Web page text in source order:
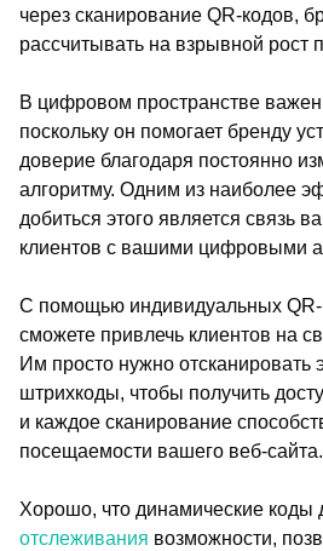
через сканирование QR-кодов,
рассчитывать на взрывной рост
В цифровом пространстве
поскольку он помогает бренду
доверие благодаря постоянно
алгоритму. Одним из наиболее
добиться этого является связь
клиентов с вашими цифровыми
С помощью индивидуальных QR-
сможете привлечь клиентов на
Им просто нужно отсканировать
штрихкоды, чтобы получить
и каждое сканирование
посещаемости вашего веб-сайта.
Хорошо, что динамические коды
отслеживания возможности,